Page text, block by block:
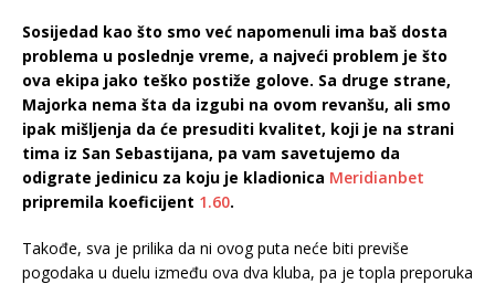
Sosijedad kao što smo već napomenuli ima baš dosta
problema u poslednje vreme, a najveći problem je što
ova ekipa jako teško postiže golove. Sa druge strane,
Majorka nema šta da izgubi na ovom revanšu, ali smo
ipak mišljenja da će presuditi kvalitet, koji je na strani
tima iz San Sebastijana, pa vam savetujemo da
odigrate jedinicu za koju je kladionica Meridianbet
pripremila koeficijent 1.60.
Takođe, sva je prilika da ni ovog puta neće biti previše
pogodaka u duelu između ova dva kluba, pa je topla preporuka